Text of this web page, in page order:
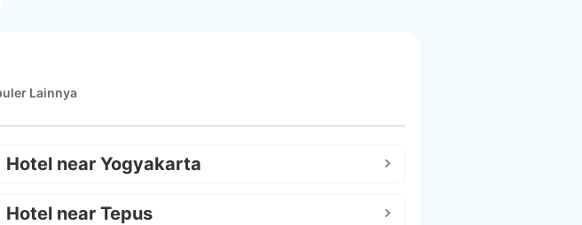
Lainnya
Hotel near Yogyakarta
Hotel near Tepus